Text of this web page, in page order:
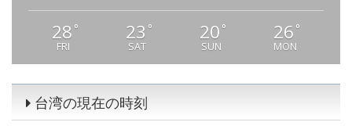
28 °
FRI
23 °
SAT
20 °
SUN
26 °
MON
台湾の現在の時刻